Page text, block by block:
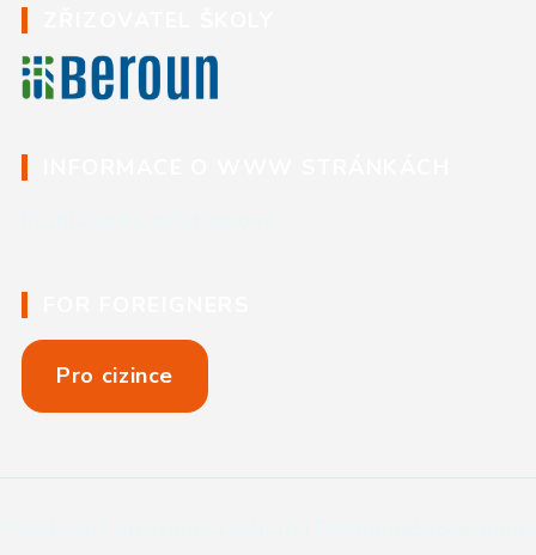
Pro cizince